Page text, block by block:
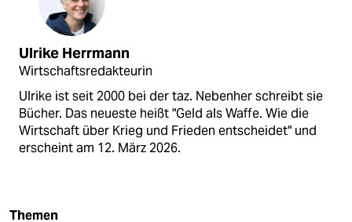
Ulrike Herrmann
Wirtschaftsredakteurin
Ulrike ist seit 2000 bei der taz. Nebenher schreibt sie
Bücher. Das neueste heißt "Geld als Waffe. Wie die
Wirtschaft über Krieg und Frieden entscheidet" und
erscheint am 12. März 2026.
Themen